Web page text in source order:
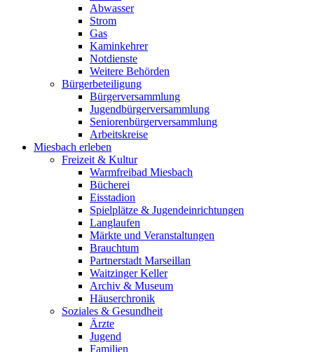
Abwasser
Strom
Gas
Kaminkehrer
Notdienste
Weitere Behörden
Bürgerbeteiligung
Bürgerversammlung
Jugendbürgerversammlung
Seniorenbürgerversammlung
Arbeitskreise
Miesbach erleben
Freizeit & Kultur
Warmfreibad Miesbach
Bücherei
Eisstadion
Spielplätze & Jugendeinrichtungen
Langlaufen
Märkte und Veranstaltungen
Brauchtum
Partnerstadt Marseillan
Waitzinger Keller
Archiv & Museum
Häuserchronik
Soziales & Gesundheit
Ärzte
Jugend
Familien